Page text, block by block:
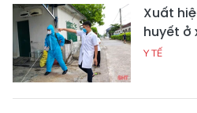
Xuất
huyết ở
Y TẾ